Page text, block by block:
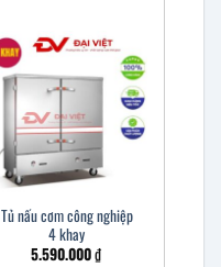
Tủ nấu cơm công nghiệp
4 khay
5.590.000₫